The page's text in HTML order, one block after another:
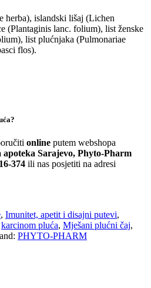
herba), islandski lišaj (Lichen
(Plantaginis lanc. folium), list ženske
list plućnjaka (Pulmonariae
flos).
online putem webshopa
apoteka Sarajevo, Phyto-Pharm
374 ili nas posjetiti na adresi
, Imunitet, apetit i disajni putevi,
karcinom pluća, Mješani plućni čaj,
PHYTO-PHARM